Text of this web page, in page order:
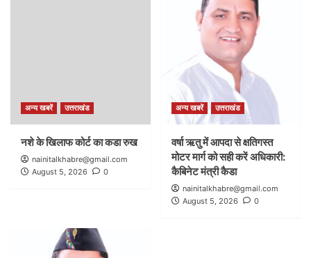
अन्य खबरें उत्तराखंड
नशे के खिलाफ कोर्ट का कडा रुख
nainitalkhabre@gmail.com
August 5, 2026
0
अन्य खबरें उत्तराखंड
वर्षा ऋतु में आपदा से क्षतिगस्त
मोटर मार्ग को सही करें अधिकारी:
कैबिनेट मंत्री कैडा
nainitalkhabre@gmail.com
August 5, 2026
0